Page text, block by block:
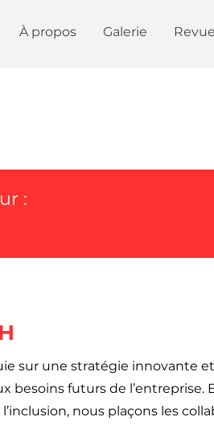
À propos Galerie
:
sur une stratégie innovante
futurs de l’entreprise.
nous plaçons les